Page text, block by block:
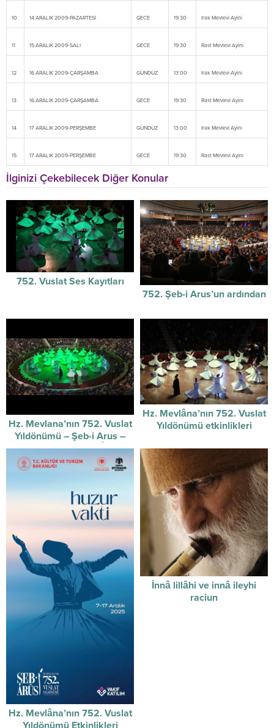
10 14 ARALIK 2009-PAZARTESİ GECE 19:30 Irak Mevlevi Ayini
11 15 ARALIK 2009-SALI GECE 19:30 Rast Mevlevi Ayini
12 16 ARALIK 2009-ÇARŞAMBA GÜNDÜZ 13:00 Irak Mevlevi Ayini
13 16 ARALIK 2009-ÇARŞAMBA GECE 19:30 Rast Mevlevi Ayini
14 17 ARALIK 2009-PERŞEMBE GÜNDÜZ 13:00 Irak Mevlevi Ayini
15 17 ARALIK 2009-PERŞEMBE GECE 19:30 Rast Mevlevi Ayini
İlginizi Çekebilecek Diğer Konular
752. Vuslat Ses Kayıtları
752. Şeb-i Arus’un ardından
Hz. Mevlana’nın 752. Vuslat
Yıldönümü – Şeb-i Arus –
Sûzidilârâ Mevlevî Âyin-i
Şerif’i
Hz. Mevlâna’nın 752. Vuslat
Yıldönümü etkinlikleri
Hz. Mevlâna’nın 752. Vuslat
Yıldönümü Etkinlikleri
İnnâ lillâhi ve innâ ileyhi
raciun